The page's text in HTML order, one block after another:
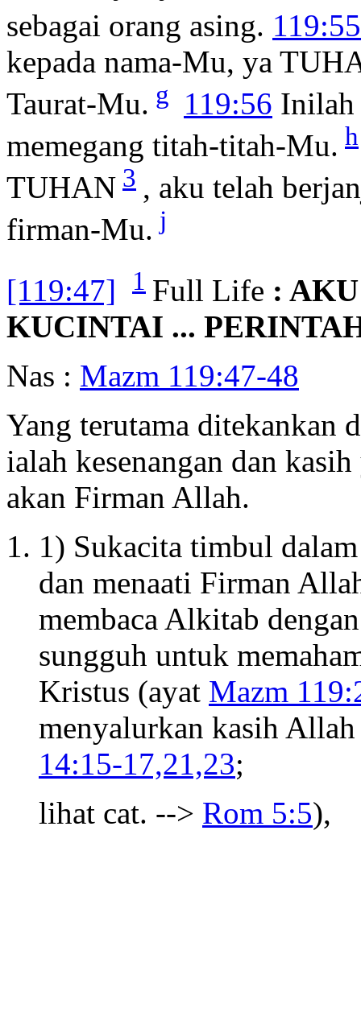
sebagai orang asing. 119:55
kepada nama-Mu, ya
Taurat-Mu. g 119:56 Inilah
memegang titah-titah-Mu. h
TUHAN 3 , aku telah
firman-Mu. j
[119:47] 1 Full Life :
KUCINTAI ...
Nas : Mazm 119:47-48
Yang terutama ditekankan
ialah kesenangan dan
akan Firman Allah.
1) Sukacita timbul
dan menaati Firman
membaca Alkitab
sungguh untuk
Kristus (ayat Mazm
menyalurkan kasih
14:15-17,21,23;
lihat cat. --> Rom 5:5),